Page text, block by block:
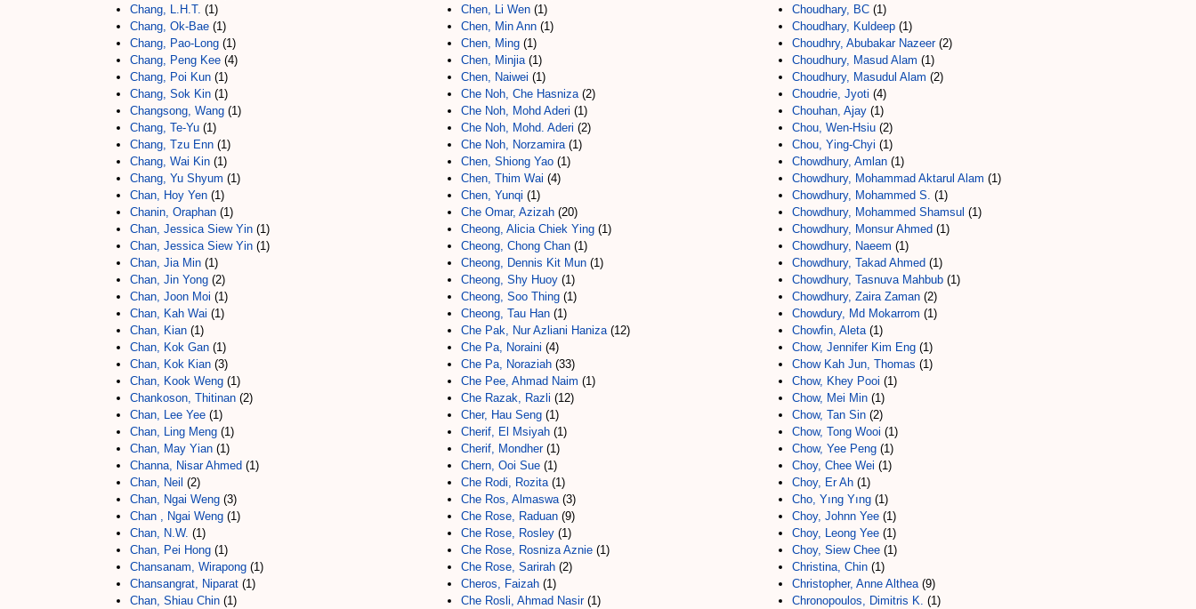
Chang, L.H.T. (1)
Chang, Ok-Bae (1)
Chang, Pao-Long (1)
Chang, Peng Kee (4)
Chang, Poi Kun (1)
Chang, Sok Kin (1)
Changsong, Wang (1)
Chang, Te-Yu (1)
Chang, Tzu Enn (1)
Chang, Wai Kin (1)
Chang, Yu Shyum (1)
Chan, Hoy Yen (1)
Chanin, Oraphan (1)
Chan, Jessica Siew Yin (1)
Chan, Jessica Siew Yin (1)
Chan, Jia Min (1)
Chan, Jin Yong (2)
Chan, Joon Moi (1)
Chan, Kah Wai (1)
Chan, Kian (1)
Chan, Kok Gan (1)
Chan, Kok Kian (3)
Chan, Kook Weng (1)
Chankoson, Thitinan (2)
Chan, Lee Yee (1)
Chan, Ling Meng (1)
Chan, May Yian (1)
Channa, Nisar Ahmed (1)
Chan, Neil (2)
Chan, Ngai Weng (3)
Chan , Ngai Weng (1)
Chan, N.W. (1)
Chan, Pei Hong (1)
Chansanam, Wirapong (1)
Chansangrat, Niparat (1)
Chan, Shiau Chin (1)
Chen, Li Wen (1)
Chen, Min Ann (1)
Chen, Ming (1)
Chen, Minjia (1)
Chen, Naiwei (1)
Che Noh, Che Hasniza (2)
Che Noh, Mohd Aderi (1)
Che Noh, Mohd. Aderi (2)
Che Noh, Norzamira (1)
Chen, Shiong Yao (1)
Chen, Thim Wai (4)
Chen, Yunqi (1)
Che Omar, Azizah (20)
Cheong, Alicia Chiek Ying (1)
Cheong, Chong Chan (1)
Cheong, Dennis Kit Mun (1)
Cheong, Shy Huoy (1)
Cheong, Soo Thing (1)
Cheong, Tau Han (1)
Che Pak, Nur Azliani Haniza (12)
Che Pa, Noraini (4)
Che Pa, Noraziah (33)
Che Pee, Ahmad Naim (1)
Che Razak, Razli (12)
Cher, Hau Seng (1)
Cherif, El Msiyah (1)
Cherif, Mondher(1)
Chern, Ooi Sue (1)
Che Rodi, Rozita (1)
Che Ros, Almaswa (3)
Che Rose, Raduan (9)
Che Rose, Rosley (1)
Che Rose, Rosniza Aznie (1)
Che Rose, Sarirah (2)
Cheros, Faizah (1)
Che Rosli, Ahmad Nasir(1)
Choudhary, BC (1)
Choudhary, Kuldeep (1)
Choudhry, Abubakar Nazeer(2)
Choudhury, Masud Alam (1)
Choudhury, Masudul Alam (2)
Choudrie, Jyoti (4)
Chouhan, Ajay (1)
Chou, Wen-Hsiu (2)
Chou, Ying-Chyi (1)
Chowdhury, Amlan (1)
Chowdhury, Mohammad Aktarul Alam (1)
Chowdhury, Mohammed S. (1)
Chowdhury, Mohammed Shamsul (1)
Chowdhury, Monsur Ahmed (1)
Chowdhury, Naeem (1)
Chowdhury, Takad Ahmed (1)
Chowdhury, Tasnuva Mahbub (1)
Chowdhury, Zaira Zaman (2)
Chowdury, Md Mokarrom (1)
Chowfin, Aleta (1)
Chow, Jennifer Kim Eng (1)
Chow Kah Jun, Thomas (1)
Chow, Khey Pooi (1)
Chow, Mei Min (1)
Chow, Tan Sin (2)
Chow, Tong Wooi (1)
Chow, Yee Peng (1)
Choy, Chee Wei (1)
Choy, Er Ah (1)
Cho, Yıng Yıng (1)
Choy, Johnn Yee (1)
Choy, Leong Yee (1)
Choy, Siew Chee (1)
Christina, Chin (1)
Christopher, Anne Althea (9)
Chronopoulos, Dimitris K. (1)